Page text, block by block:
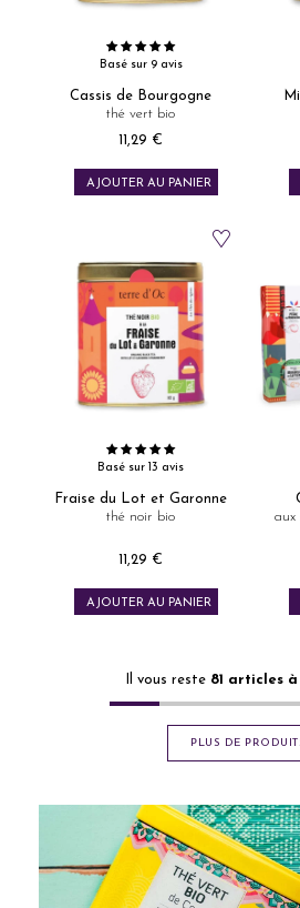
Basé sur 9 avis
Cassis de Bourgogne
thé vert bio
Prix
11,29 €
AJOUTER AU PANIER
Basé sur 13 avis
Fraise du Lot et Garonne
thé noir bio
Prix
11,29 €
AJOUTER AU PANIER
aux
PLUS DE
Il vous reste 81 articles